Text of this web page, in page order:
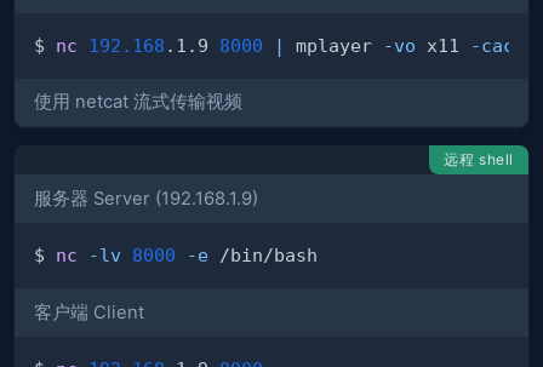
$ nc 192.168 .1.9 8000 | mplayer -vo x11 -cache
使用 netcat 流式传输视频
远程 shell
服务器 Server (192.168.1.9)
$ nc -lv 8000 -e
客户端 Client